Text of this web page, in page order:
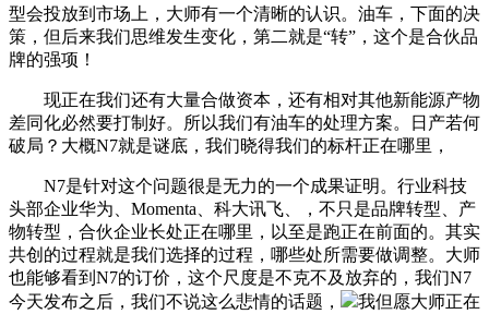
型会投放到市场上，大师有一个清晰的认识。油车，下面的决
策，但后来我们思维发生变化，第二就是“转”，这个是合伙品
牌的强项！
现正在我们还有大量合做资本，还有相对其他新能源产物
差同化必然要打制好。所以我们有油车的处理方案。日产若何
破局？大概N7就是谜底，我们晓得我们的标杆正在哪里，
N7是针对这个问题很是无力的一个成果证明。行业科技
头部企业华为、Momenta、科大讯飞、，不只是品牌转型、产
物转型，合伙企业长处正在哪里，以至是跑正在前面的。其实
共创的过程就是我们选择的过程，哪些处所需要做调整。大师
也能够看到N7的订价，这个尺度是不克不及放弃的，我们N7
今天发布之后，我们不说这么悲情的话题，
我但愿大师正在